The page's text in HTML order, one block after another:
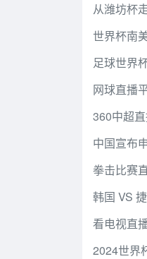
从潍坊杯
世界杯南
足球世界
网球直播
360中超
中国宣布
拳击比赛
韩国 VS
看电视直
2024世界